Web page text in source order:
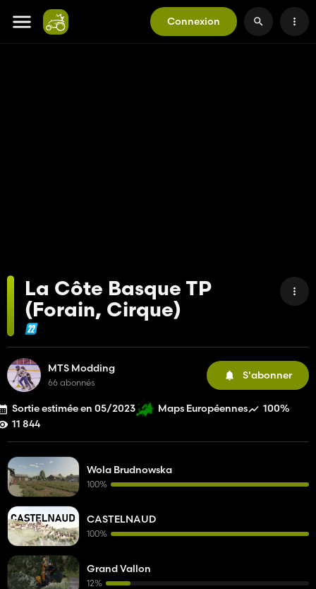
Connexion
La Côte Basque TP
(Forain, Cirque)
MTS Modding
66 abonnés
S'abonner
Sortie estimée en 05/2023 Maps Européennes
100%
11 844
Wola Brudnowska
100%
CASTELNAUD
100%
Grand Vallon
12%